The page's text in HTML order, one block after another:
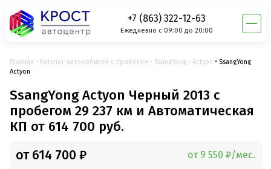
+7 (863) 322-12-63
Ежедневно с 09:00 до 20:00
Главная Каталог автомобилей с пробегом SsangYong Actyon
SsangYong
Actyon
SsangYong Actyon Черный 2013 с
пробегом 29 237 км и Автоматическая
КП от 614 700 руб.
от 614 700 ₽ от 9 550 ₽/мес.